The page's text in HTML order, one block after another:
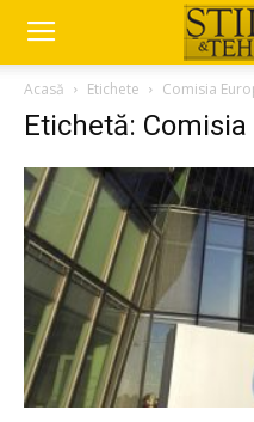
Acasă Etichete Comisia
Etichetă: